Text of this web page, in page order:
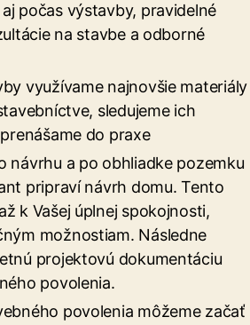
počas výstavby, pravidelné
na stavbe a odborné
využívame najnovšie materiály
sledujeme ich
do praxe
návrhu a po obhliadke pozemku
pripraví návrh domu. Tento
k Vašej úplnej spokojnosti,
možnostiam. Následne
projektovú dokumentáciu
povolenia.
povolenia môžeme začať